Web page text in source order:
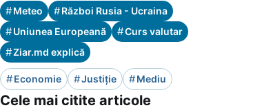
#Meteo #Război Rusia - Ucraina
#Uniunea Europeană #Curs valutar
#Ziar.md explică
#Economie #Justiție #Mediu
Cele mai citite articole